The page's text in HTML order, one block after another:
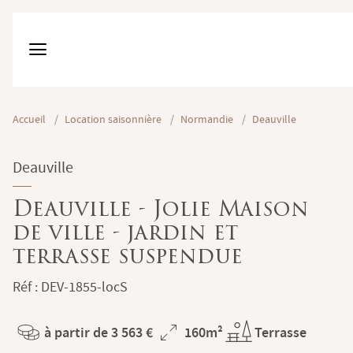
Accueil / Location saisonnière / Normandie / Deauville
Deauville
Deauville - Jolie Maison
de ville - jardin et
terrasse suspendue
Réf : DEV-1855-locS
Prix
à partir de 3 563 €
Superficie
160m²
Terrasse